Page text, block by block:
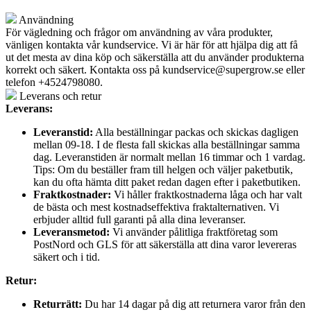
Användning
För vägledning och frågor om användning av våra produkter,
vänligen kontakta vår kundservice. Vi är här för att hjälpa dig att få
ut det mesta av dina köp och säkerställa att du använder produkterna
korrekt och säkert. Kontakta oss på kundservice@supergrow.se eller
telefon +4524798080.
Leverans och retur
Leverans:
Leveranstid: Alla beställningar packas och skickas dagligen
mellan 09-18. I de flesta fall skickas alla beställningar samma
dag. Leveranstiden är normalt mellan 16 timmar och 1 vardag.
Tips: Om du beställer fram till helgen och väljer paketbutik,
kan du ofta hämta ditt paket redan dagen efter i paketbutiken.
Fraktkostnader: Vi håller fraktkostnaderna låga och har valt
de bästa och mest kostnadseffektiva fraktalternativen. Vi
erbjuder alltid full garanti på alla dina leveranser.
Leveransmetod: Vi använder pålitliga fraktföretag som
PostNord och GLS för att säkerställa att dina varor levereras
säkert och i tid.
Retur:
Returrätt: Du har 14 dagar på dig att returnera varor från den